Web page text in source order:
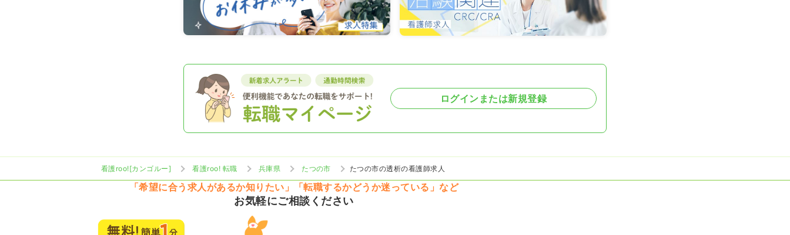
ログインまたは新規登録
看護roo![カンゴルー] 看護roo! 転職 兵庫県 たつの市 たつの市の透析の看護師求人
「希望に合う求人があるか知りたい」「転職するかどうか迷っている」など
お気軽にご相談ください